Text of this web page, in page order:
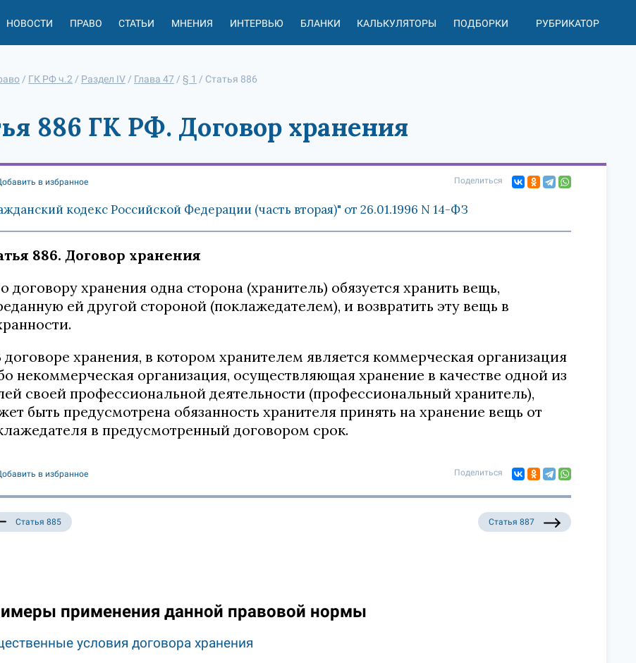
НОВОСТИ ПРАВО СТАТЬИ МНЕНИЯ ИНТЕРВЬЮ БЛАНКИ КАЛЬКУЛЯТОРЫ ПОДБОРКИ РУБРИКАТОР
/ ГК РФ ч.2 / Раздел IV / Глава 47 / § 1 / Статья 886
886 ГК РФ. Договор хранения
в избранное Поделиться
кодекс Российской Федерации (часть вторая)" от 26.01.1996 N 14-ФЗ
886. Договор хранения
договору хранения одна сторона (хранитель) обязуется хранить вещь,
ей другой стороной (поклажедателем), и возвратить эту вещь в
договоре хранения, в котором хранителем является коммерческая организация
некоммерческая организация, осуществляющая хранение в качестве одной из
своей профессиональной деятельности (профессиональный хранитель),
быть предусмотрена обязанность хранителя принять на хранение вещь от
в предусмотренный договором срок.
в избранное Поделиться
Статья 885 Статья 887
применения данной правовой нормы
условия договора хранения